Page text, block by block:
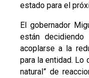
estado para el
El gobernador
están decidiendo
acoplarse a la
para la entidad. Lo
natural” de